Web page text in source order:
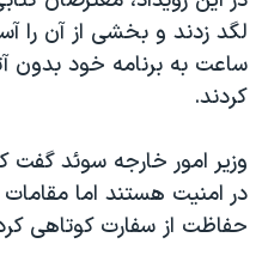
لگد زدند و بخشی از آن را
ساعت به برنامه خود بدون
کردند.
وزیر امور خارجه سوئد گفت
در امنیت هستند اما
حفاظت از سفارت کوتاهی